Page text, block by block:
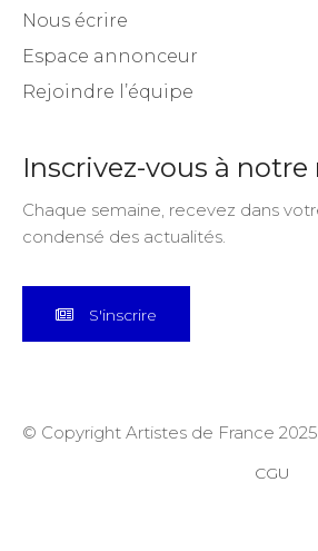
Nous écrire
Espace annonceur
Rejoindre l’équipe
Inscrivez-vous à
Chaque semaine, recevez dans
condensé des actualités.
S'inscrire
© Copyright Artistes de France 2025
CGU